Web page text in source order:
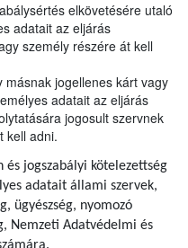
elkövetésére utaló
adatait az eljárás
személy részére át kell
jogellenes kárt vagy
adatait az eljárás
jogosult szervnek
kell adni.
és jogszabályi kötelezettség
adatait állami szervek,
ügyészség, nyomozó
Nemzeti Adatvédelmi és